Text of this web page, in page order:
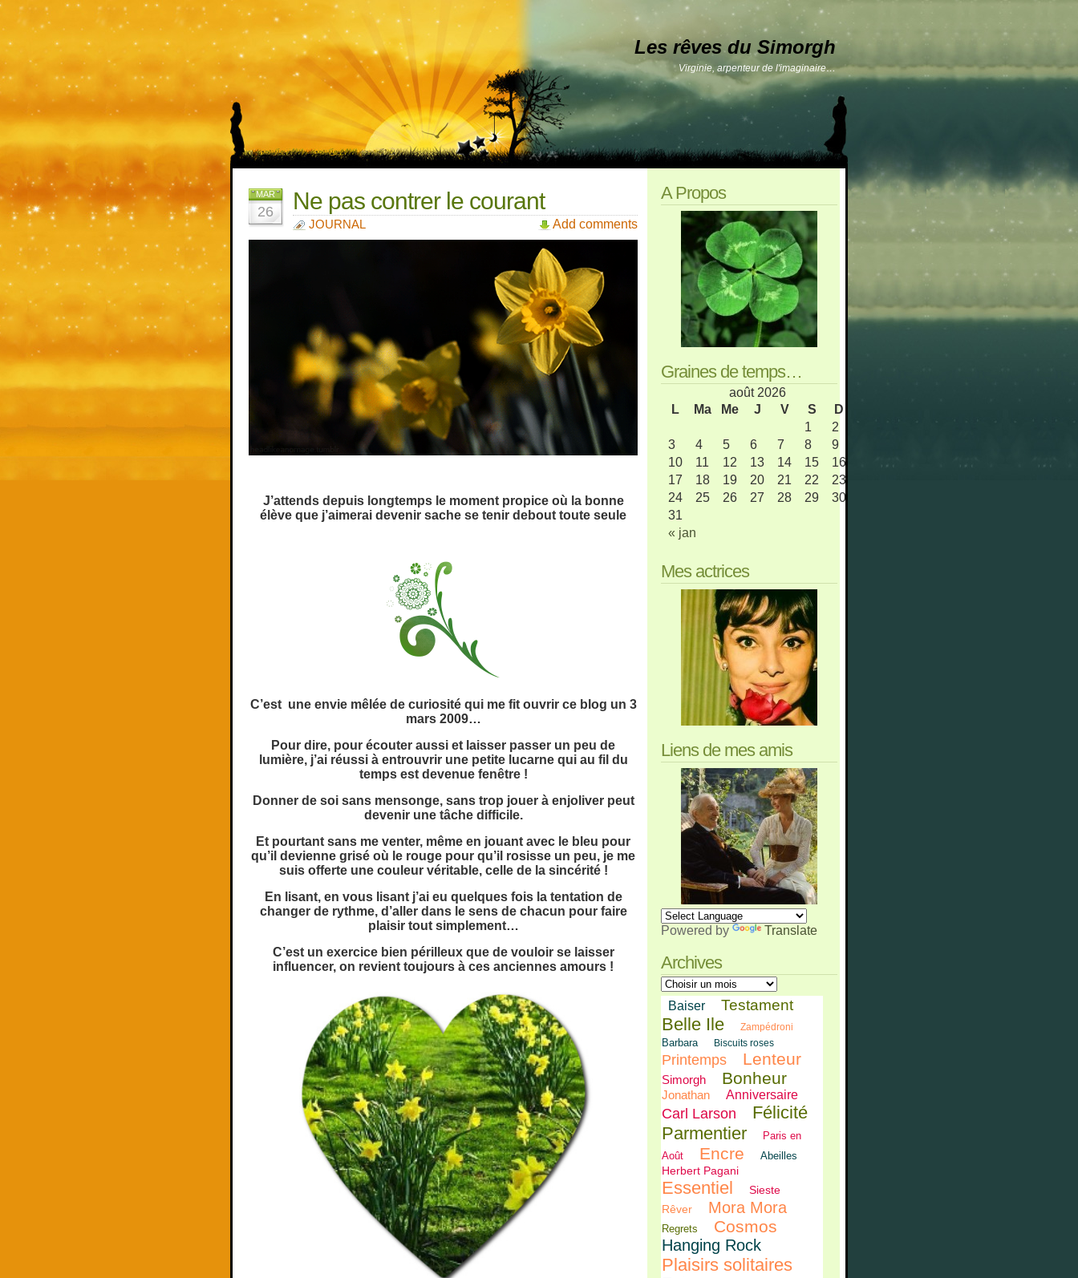
Les rêves du Simorgh
Virginie, arpenteur de l'imaginaire…
MAR
26 Ne pas contrer le courant
JOURNAL Add comments
J’attends depuis longtemps le moment propice où la bonne
élève que j’aimerai devenir sache se tenir debout toute seule
C’est une envie mêlée de curiosité qui me fit ouvrir ce blog un 3
mars 2009…
Pour dire, pour écouter aussi et laisser passer un peu de
lumière, j’ai réussi à entrouvrir une petite lucarne qui au fil du
temps est devenue fenêtre !
Donner de soi sans mensonge, sans trop jouer à enjoliver peut
devenir une tâche difficile.
Et pourtant sans me venter, même en jouant avec le bleu pour
qu’il devienne grisé où le rouge pour qu’il rosisse un peu, je me
suis offerte une couleur véritable, celle de la sincérité !
En lisant, en vous lisant j’ai eu quelques fois la tentation de
changer de rythme, d’aller dans le sens de chacun pour faire
plaisir tout simplement…
C’est un exercice bien périlleux que de vouloir se laisser
influencer, on revient toujours à ces anciennes amours !
A Propos
Graines de temps…
août 2026
L
Ma Me J V S D
« jan
1
2
3
4 5 6 7 8
9
10
11 12 13 14 15
16
17
18 19 20 21 22
23
24
25 26 27 28 29
30
31
Mes actrices
Liens de mes amis
Powered by Translate
Archives
Baiser Testament
Belle Ile Zampédroni
Barbara Biscuits roses
Printemps Lenteur
Simorgh Bonheur
Jonathan Anniversaire
Carl Larson
Félicité
Parmentier
Paris en
Août
Encre Abeilles
Herbert Pagani
Essentiel
Sieste
Rêver
Mora Mora
Regrets Cosmos
Hanging Rock
Plaisirs solitaires